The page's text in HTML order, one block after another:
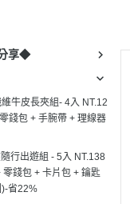
折
折
98折；4條9折
4入9折
；4雙9折
任2件現折20
送100點
享◆
牛皮長夾組- 4入 NT.12
錢包 + 手腕帶 + 理線器
行出遊組 - 5入 NT.138
零錢包 + 卡片包 + 鑰匙
省22%